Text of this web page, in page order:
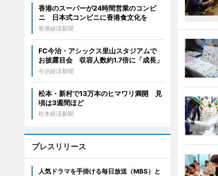
香港のスーパーが24時間営業のコンビ
ニ 日本式コンビニに香港食文化を
香港経済新聞
FC今治・アシックス里山スタジアムで
お披露目会 収容人数約1.7倍に「成長」
今治経済新聞
松本・新村で13万本のヒマワリ満開 見
頃は3週間ほど
松本経済新聞
プレスリリース
人気ドラマを手掛ける毎日放送（MBS）と